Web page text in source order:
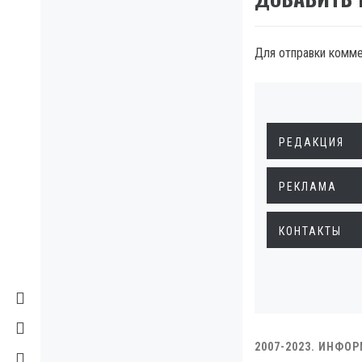
Для отправки
РЕДАКЦИЯ
РЕКЛАМА
КОНТАКТЫ
2007-2023.